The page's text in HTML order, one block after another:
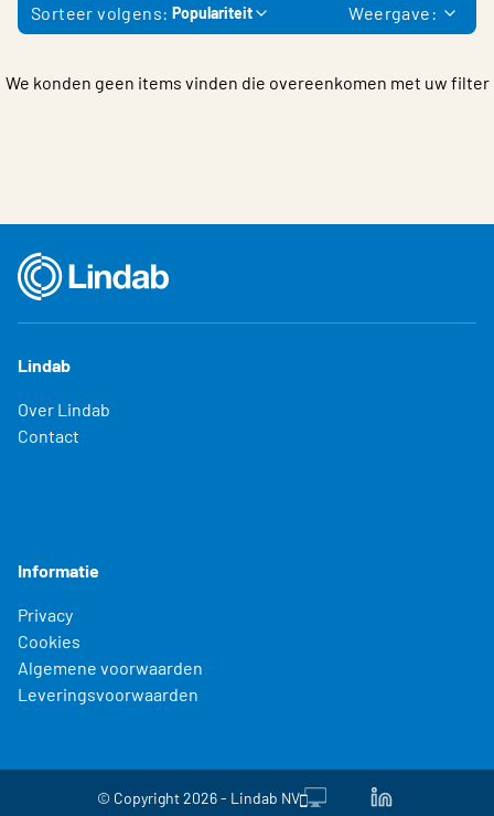
Sorteer volgens: Populariteit Weergave:
We konden geen items vinden die overeenkomen met uw filter
Lindab
Over Lindab
Contact
Informatie
Privacy
Cookies
Algemene voorwaarden
Leveringsvoorwaarden
© Copyright 2026 - Lindab NV